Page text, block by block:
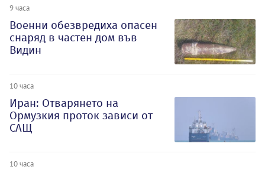
9 часа
Военни обезвредиха опасен
снаряд в частен дом във
Видин
10 часа
Иран: Отварянето на
Ормузкия проток зависи от
САЩ
10 часа